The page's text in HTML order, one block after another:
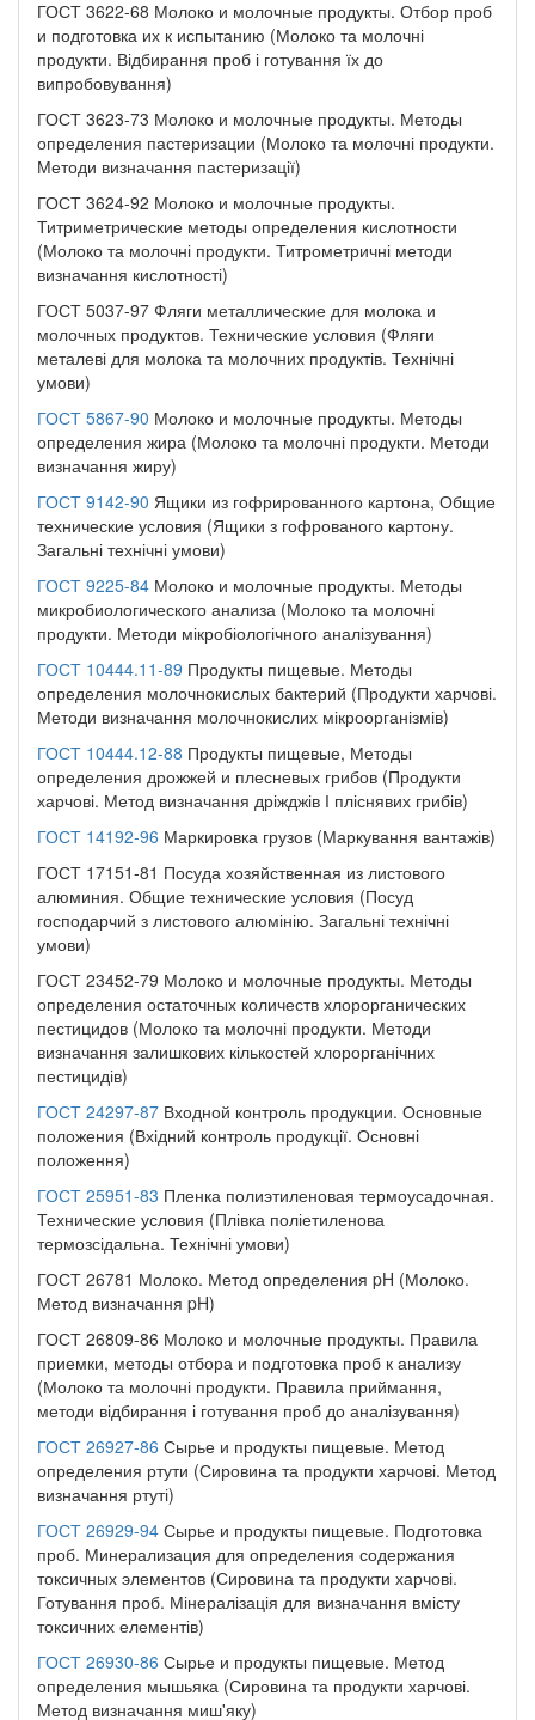
ГОСТ 3622-68 Молоко и молочные продукты. Отбор проб
и подготовка их к испытанию (Молоко та молочні
продукти. Відбирання проб і готування їх до
випробовування)
ГОСТ 3623-73 Молоко и молочные продукты. Методы
определения пастеризации (Молоко та молочні продукти.
Методи визначання пастеризації)
ГОСТ 3624-92 Молоко и молочные продукты.
Титриметрические методы определения кислотности
(Молоко та молочні продукти. Титрометричні методи
визначання кислотності)
ГОСТ 5037-97 Фляги металлические для молока и
молочных продуктов. Технические условия (Фляги
металеві для молока та молочних продуктів. Технічні
умови)
ГОСТ 5867-90 Молоко и молочные продукты. Методы
определения жира (Молоко та молочні продукти. Методи
визначання жиру)
ГОСТ 9142-90 Ящики из гофрированного картона, Общие
технические условия (Ящики з гофрованого картону.
Загальні технічні умови)
ГОСТ 9225-84 Молоко и молочные продукты. Методы
микробиологического анализа (Молоко та молочні
продукти. Методи мікробіологічного аналізування)
ГОСТ 10444.11-89 Продукты пищевые. Методы
определения молочнокислых бактерий (Продукти харчові.
Методи визначання молочнокислих мікроорганізмів)
ГОСТ 10444.12-88 Продукты пищевые, Методы
определения дрожжей и плесневых грибов (Продукти
харчові. Метод визначання дріжджів І пліснявих грибів)
ГОСТ 14192-96 Маркировка грузов (Маркування вантажів)
ГОСТ 17151-81 Посуда хозяйственная из листового
алюминия. Общие технические условия (Посуд
господарчий з листового алюмінію. Загальні технічні
умови)
ГОСТ 23452-79 Молоко и молочные продукты. Методы
определения остаточных количеств хлорорганических
пестицидов (Молоко та молочні продукти. Методи
визначання залишкових кількостей хлорорганічних
пестицидів)
ГОСТ 24297-87 Входной контроль продукции. Основные
положения (Вхідний контроль продукції. Основні
положення)
ГОСТ 25951-83 Пленка полиэтиленовая термоусадочная.
Технические условия (Плівка поліетиленова
термозсідальна. Технічні умови)
ГОСТ 26781 Молоко. Метод определения pH (Молоко.
Метод визначання pH)
ГОСТ 26809-86 Молоко и молочные продукты. Правила
приемки, методы отбора и подготовка проб к анализу
(Молоко та молочні продукти. Правила приймання,
методи відбирання і готування проб до аналізування)
ГОСТ 26927-86 Сырье и продукты пищевые. Метод
определения ртути (Сировина та продукти харчові. Метод
визначання ртуті)
ГОСТ 26929-94 Сырье и продукты пищевые. Подготовка
проб. Минерализация для определения содержания
токсичных элементов (Сировина та продукти харчові.
Готування проб. Мінералізація для визначання вмісту
токсичних елементів)
ГОСТ 26930-86 Сырье и продукты пищевые. Метод
определения мышьяка (Сировина та продукти харчові.
Метод визначання миш'яку)